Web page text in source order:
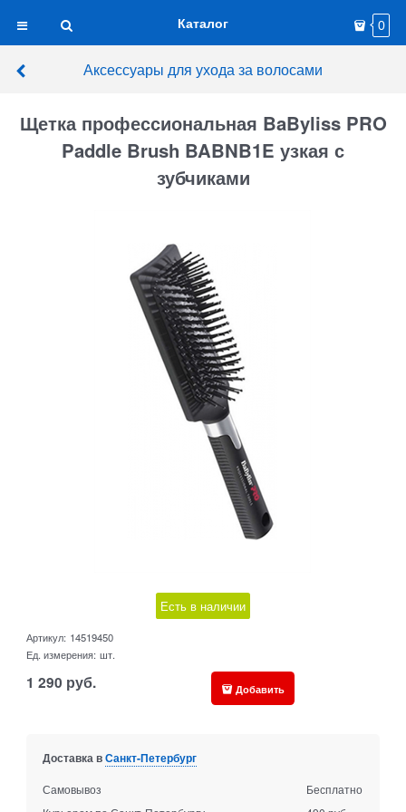
Каталог 0
Аксессуары для ухода за волосами
Щетка профессиональная BaByliss PRO
Paddle Brush BABNB1E узкая с
зубчиками
Есть в наличии
Артикул: 14519450
Ед. измерения: шт.
1 290 руб. Добавить
Доставка вСанкт-Петербург
Самовывоз
Бесплатно